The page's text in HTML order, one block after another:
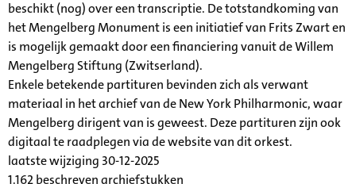
beschikt (nog) over een transcriptie. De totstandkoming van
het Mengelberg Monument is een initiatief van Frits Zwart en
is mogelijk gemaakt door een financiering vanuit de Willem
Mengelberg Stiftung (Zwitserland).
Enkele betekende partituren bevinden zich als verwant
materiaal in het archief van de New York Philharmonic, waar
Mengelberg dirigent van is geweest. Deze partituren zijn ook
digitaal te raadplegen via de website van dit orkest.
laatste wijziging 30-12-2025
1.162 beschreven archiefstukken